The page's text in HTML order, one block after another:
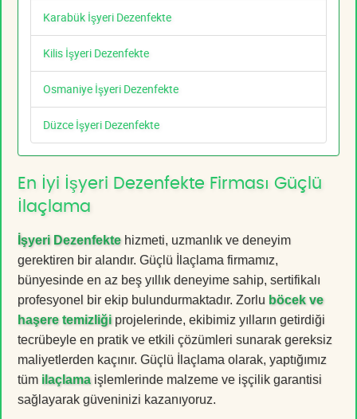
Karabük İşyeri Dezenfekte
Kilis İşyeri Dezenfekte
Osmaniye İşyeri Dezenfekte
Düzce İşyeri Dezenfekte
En İyi İşyeri Dezenfekte Firması Güçlü
İlaçlama
İşyeri Dezenfektehizmeti, uzmanlık ve deneyim
gerektiren bir alandır. Güçlü İlaçlama firmamız,
bünyesinde en az beş yıllık deneyime sahip, sertifikalı
profesyonel bir ekip bulundurmaktadır. Zorlu böcek ve
haşere temizliği projelerinde, ekibimiz yılların getirdiği
tecrübeyle en pratik ve etkili çözümleri sunarak gereksiz
maliyetlerden kaçınır. Güçlü İlaçlama olarak, yaptığımız
tüm ilaçlamaişlemlerinde malzeme ve işçilik garantisi
sağlayarak güveninizi kazanıyoruz.